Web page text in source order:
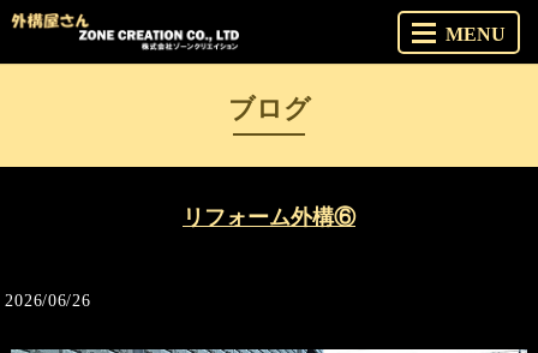
MENU
ブログ
リフォーム外構⑥
2026/06/26